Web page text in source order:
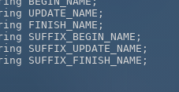
UPDATE_NAME ;
FINISH_NAME ;
SUFFIX_BEGIN_NAME ;
SUFFIX_UPDATE_NAME ;
SUFFIX_FINISH_NAME ;